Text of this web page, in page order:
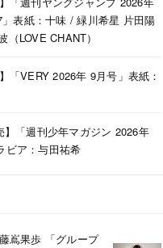
」表紙：十味 / 緑川希星 片田陽
（LOVE CHANT）
「VERY 2026年 9月号」表紙：
】「週刊少年マガジン 2026年
ビア：与田祐希
嶌果歩 「グループ